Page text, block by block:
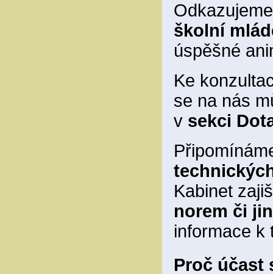
školní
úspěšné
Ke
se na nás
v sekci
Kabinet
norem či
informace
Proč účast